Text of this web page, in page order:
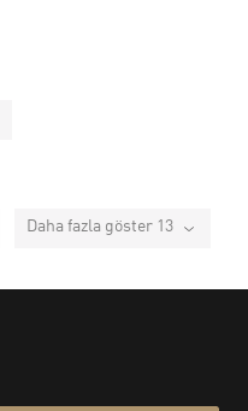
Daha fazla göster 13